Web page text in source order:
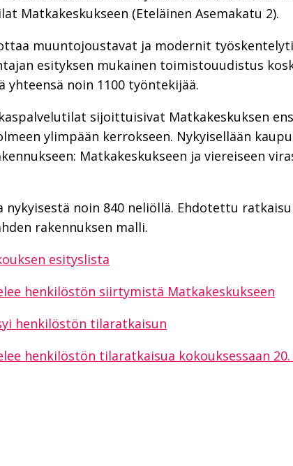
Matkakeskukseen (Eteläinen Asemakatu 2).
muuntojoustavat ja modernit
esityksen mukainen toimistouudistus
noin 1100 työntekijää.
sijoittuisivat Matkakeskuksen
ylimpään kerrokseen. Nykyisellään
Matkakeskukseen ja viereiseen
noin 840 neliöllä. Ehdotettu ratkaisu
rakennuksen malli.
esityslista
hen­ki­lös­tön siir­ty­mis­tä Mat­ka­kes­kuk­seen
henkilöstön tilaratkaisun
henkilöstön tilaratkaisua kokouksessaan